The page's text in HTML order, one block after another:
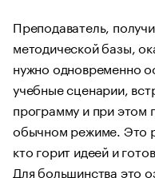
Преподаватель,
методической базы,
нужно одновременно
учебные сценарии,
программу и при этом
обычном режиме. Это
кто горит идеей и
Для большинства это